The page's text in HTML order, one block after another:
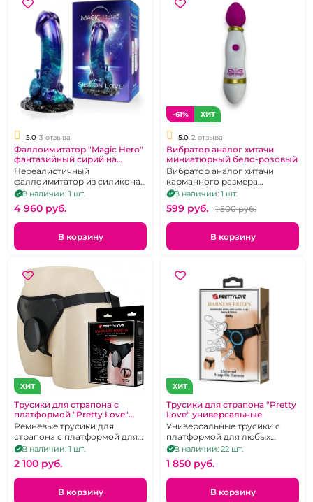
5.0 3 отзыва
Фаллоимитатор "Magic Hero"
фантазийный сирий на
присоске
Нереалистичный
фаллоимитатор из силикона
с объемным стволом на
присоске
В наличии: 1 шт.
4 960 pуб.
В корзину
-61% ХИТ
5.0 2 отзыва
Вибратор аналог хитачи
миниатюрный бело-розовый
Вибратор аналог хитачи
карманного размера
перезаряжаемый
В наличии: 1 шт.
599 pуб. 1 500 pуб.
В корзину
ХИТ
Трусики для страпона с
платформой "Pretty Love"
Caludio1 черные
Ремневые трусики для
страпона с платформой для
любых фаллосов и пробок на
присоске
В наличии: 1 шт.
2 100 pуб.
В корзину
ХИТ
Трусики для страпона "Pretty
Love" универсальные
Универсальные трусики с
платформой для любых
фаллосов и пробок с
присоской до 90мм в
диаметре.
В наличии: 22 шт.
1 850 pуб.
В корзину